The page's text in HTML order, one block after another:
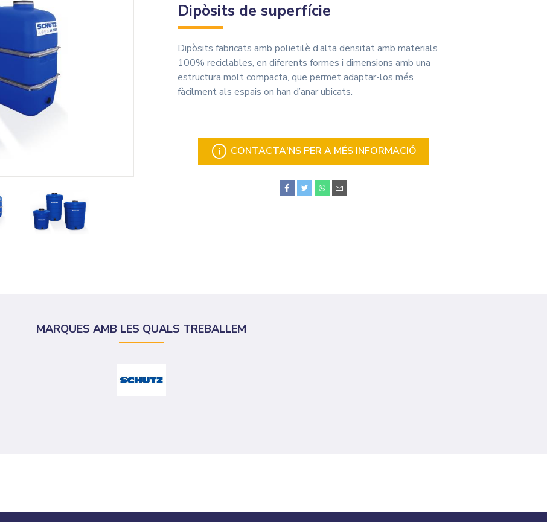
Dipòsits de superfície
Dipòsits fabricats amb polietilè d’alta densitat amb materials
100% reciclables, en diferents formes i dimensions amb una
estructura molt compacta, que permet adaptar-los més
fàcilment als espais on han d’anar ubicats.
CONTACTA'NS PER A MÉS INFORMACIÓ
MARQUES AMB LES QUALS TREBALLEM